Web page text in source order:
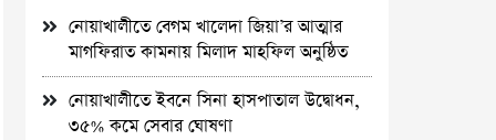
নোয়াখালীতে বেগম খালেদা জিয়া’র আত্মার
মাগফিরাত কামনায় মিলাদ মাহফিল অনুষ্ঠিত
নোয়াখালীতে ইবনে সিনা হাসপাতাল উদ্বোধন,
৩৫% কমে সেবার ঘোষণা